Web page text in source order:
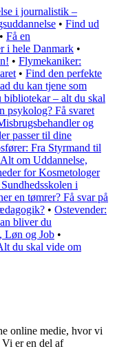
i journalistik –
• Find ud
• Få en
i hele Danmark •
• Flymekaniker:
• Find den perfekte
du kan tjene som
bibliotekar – alt du skal
psykolog? Få svaret
og
passer til dine
Fra Styrmand til
om Uddannelse,
for Kosmetologer
i
en tømrer? Få svar på
• Ostevender:
bliver du
Løn og Job •
du skal vide om
online medie, hvor vi
er en del af